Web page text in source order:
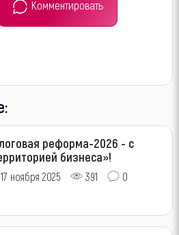
Комментировать
реформа-2026 - с
бизнеса»!
17 ноября 2025 391 0